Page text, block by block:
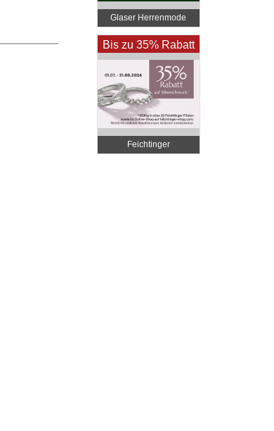
Glaser Herrenmode
1030
Bis zu 35% Rabatt
Feichtinger
Schmuckhandel Wien